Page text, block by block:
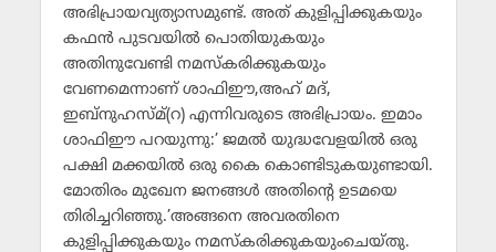
അഭിപ്രായവ്യത്യാസമുണ്ട്. അത് കുളിപ്പിക്കുകയും
കഫന്‍ പുടവയില്‍ പൊതിയുകയും
അതിനുവേണ്ടി നമസ്‌കരിക്കുകയും
വേണമെന്നാണ് ശാഫിഈ,അഹ് മദ്,
ഇബ്‌നുഹസ്മ്(റ) എന്നിവരുടെ അഭിപ്രായം. ഇമാം
ശാഫിഈ പറയുന്നു:’ ജമല്‍ യുദ്ധവേളയില്‍ ഒരു
പക്ഷി മക്കയില്‍ ഒരു കൈ കൊണ്ടിടുകയുണ്ടായി.
മോതിരം മുഖേന ജനങ്ങള്‍ അതിന്റെ ഉടമയെ
തിരിച്ചറിഞ്ഞു.’അങ്ങനെ അവരതിനെ
കുളിപ്പിക്കുകയും നമസ്‌കരിക്കുകയുംചെയ്തു.